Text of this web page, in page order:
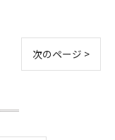
次のページ >